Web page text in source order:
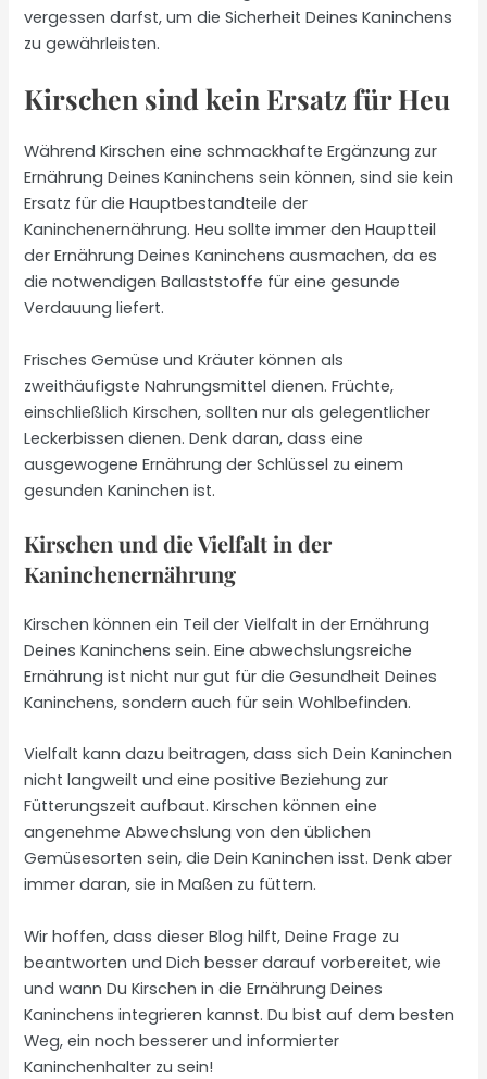
vergessen darfst, um die Sicherheit Deines Kaninchens
zu gewährleisten.
Kirschen sind kein Ersatz für Heu
Während Kirschen eine schmackhafte Ergänzung zur
Ernährung Deines Kaninchens sein können, sind sie kein
Ersatz für die Hauptbestandteile der
Kaninchenernährung. Heu sollte immer den Hauptteil
der Ernährung Deines Kaninchens ausmachen, da es
die notwendigen Ballaststoffe für eine gesunde
Verdauung liefert.
Frisches Gemüse und Kräuter können als
zweithäufigste Nahrungsmittel dienen. Früchte,
einschließlich Kirschen, sollten nur als gelegentlicher
Leckerbissen dienen. Denk daran, dass eine
ausgewogene Ernährung der Schlüssel zu einem
gesunden Kaninchen ist.
Kirschen und die Vielfalt in der
Kaninchenernährung
Kirschen können ein Teil der Vielfalt in der Ernährung
Deines Kaninchens sein. Eine abwechslungsreiche
Ernährung ist nicht nur gut für die Gesundheit Deines
Kaninchens, sondern auch für sein Wohlbefinden.
Vielfalt kann dazu beitragen, dass sich Dein Kaninchen
nicht langweilt und eine positive Beziehung zur
Fütterungszeit aufbaut. Kirschen können eine
angenehme Abwechslung von den üblichen
Gemüsesorten sein, die Dein Kaninchen isst. Denk aber
immer daran, sie in Maßen zu füttern.
Wir hoffen, dass dieser Blog hilft, Deine Frage zu
beantworten und Dich besser darauf vorbereitet, wie
und wann Du Kirschen in die Ernährung Deines
Kaninchens integrieren kannst. Du bist auf dem besten
Weg, ein noch besserer und informierter
Kaninchenhalter zu sein!